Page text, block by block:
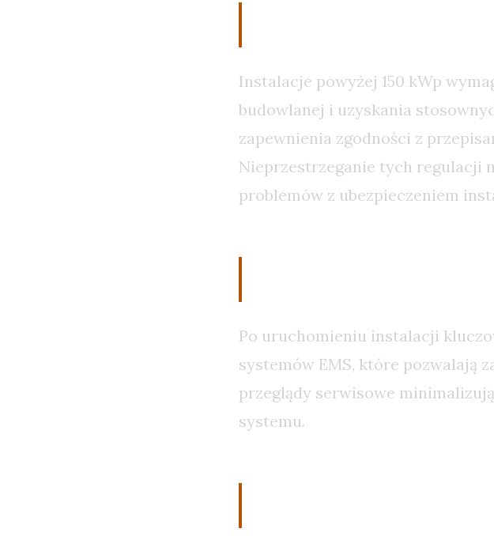
Instalacje powyżej 150 kWp
budowlanej i uzyskania
zapewnienia zgodności z
Nieprzestrzeganie tych regulacji
problemów z ubezpieczeniem
Po uruchomieniu instalacji
systemów EMS, które pozwalają
przeglądy serwisowe
systemu.